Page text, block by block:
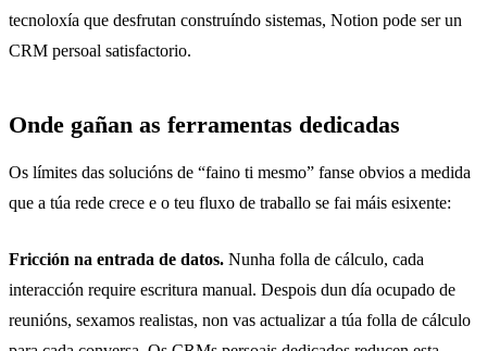
tecnoloxía que desfrutan construíndo sistemas, Notion pode ser un
CRM persoal satisfactorio.
Onde gañan as ferramentas dedicadas
Os límites das solucións de “faino ti mesmo” fanse obvios a medida
que a túa rede crece e o teu fluxo de traballo se fai máis esixente:
Fricción na entrada de datos. Nunha folla de cálculo, cada
interacción require escritura manual. Despois dun día ocupado de
reunións, sexamos realistas, non vas actualizar a túa folla de cálculo